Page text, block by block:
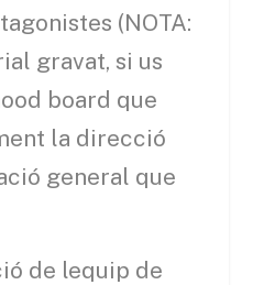
(NOTA:
gravat, si us
board que
la direcció
general que
de lequip de